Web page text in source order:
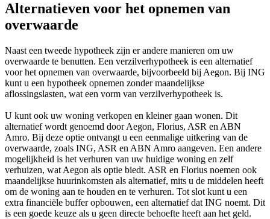
Alternatieven voor het opnemen van
overwaarde
Naast een tweede hypotheek zijn er andere manieren om uw
overwaarde te benutten. Een verzilverhypotheek is een alternatief
voor het opnemen van overwaarde, bijvoorbeeld bij Aegon. Bij ING
kunt u een hypotheek opnemen zonder maandelijkse
aflossingslasten, wat een vorm van verzilverhypotheek is.
U kunt ook uw woning verkopen en kleiner gaan wonen. Dit
alternatief wordt genoemd door Aegon, Florius, ASR en ABN
Amro. Bij deze optie ontvangt u een eenmalige uitkering van de
overwaarde, zoals ING, ASR en ABN Amro aangeven. Een andere
mogelijkheid is het verhuren van uw huidige woning en zelf
verhuizen, wat Aegon als optie biedt. ASR en Florius noemen ook
maandelijkse huurinkomsten als alternatief, mits u de middelen heeft
om de woning aan te houden en te verhuren. Tot slot kunt u een
extra financiële buffer opbouwen, een alternatief dat ING noemt. Dit
is een goede keuze als u geen directe behoefte heeft aan het geld.